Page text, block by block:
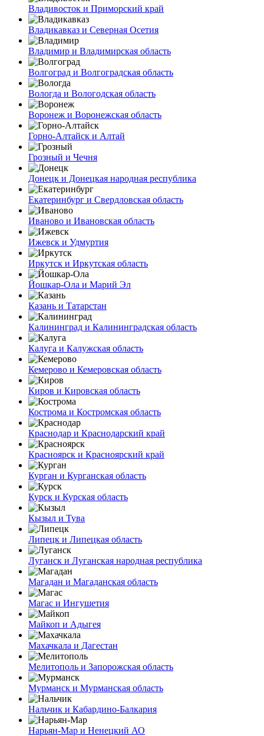
Владивосток и Приморский край
Владикавказ и Северная Осетия
Владимир и Владимирская область
Волгоград и Волгоградская область
Вологда и Вологодская область
Воронеж и Воронежская область
Горно-Алтайск и Алтай
Грозный и Чечня
Донецк и Донецкая народная республика
Екатеринбург и Свердловская область
Иваново и Ивановская область
Ижевск и Удмуртия
Иркутск и Иркутская область
Йошкар-Ола и Марий Эл
Казань и Татарстан
Калининград и Калининградская область
Калуга и Калужская область
Кемерово и Кемеровская область
Киров и Кировская область
Кострома и Костромская область
Краснодар и Краснодарский край
Красноярск и Красноярский край
Курган и Курганская область
Курск и Курская область
Кызыл и Тува
Липецк и Липецкая область
Луганск и Луганская народная республика
Магадан и Магаданская область
Магас и Ингушетия
Майкоп и Адыгея
Махачкала и Дагестан
Мелитополь и Запорожская область
Мурманск и Мурманская область
Нальчик и Кабардино-Балкария
Нарьян-Мар и Ненецкий АО